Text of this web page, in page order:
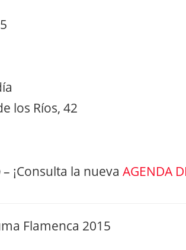
los Ríos, 42
– ¡Consulta la nueva AGENDA
Flamenca 2015